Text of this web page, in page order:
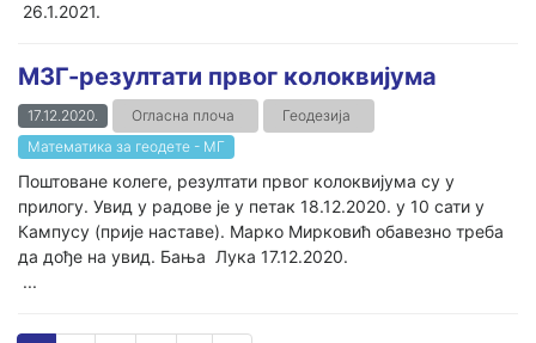
26.1.2021.
МЗГ-резултати првог колоквијума
17.12.2020. Огласна плоча
Геодезија
Математика за геодете - МГ
Поштоване колеге, резултати првог колоквијума су у
прилогу. Увид у радове је у петак 18.12.2020. у 10 сати у
Кампусу (прије наставе). Марко Мирковић обавезно треба
да дође на увид. Бања Лука 17.12.2020.
...